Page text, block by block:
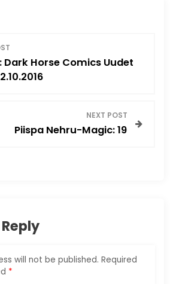
Horse Comics Uudet
NEXT POST
Piispa Nehru-Magic: 19
will not be published. Required
*